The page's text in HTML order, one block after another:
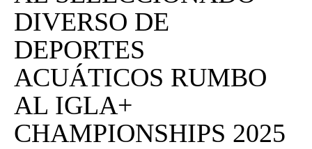
DIVERSO DE
DEPORTES
ACUÁTICOS RUMBO
AL IGLA+
CHAMPIONSHIPS 2025